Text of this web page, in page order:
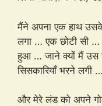
मैंने अपना एक हाथ उसके
लगा … एक छोटी सी …
हुआ … जाने क्यों मैं उस
सिसकारियाँ भरने लगी …
और मेरे लंड को अपने